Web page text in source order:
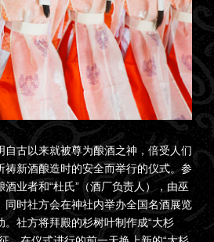
自古以来就被尊为酿酒之神，倍受人们
祷新酒酿造时的安全而举行的仪式。参
业者和“杜氏”（酒厂负责人），由巫
同时社方会在神社内举办全国名酒展览
。社方将拜殿的杉树叶制作成“大杉